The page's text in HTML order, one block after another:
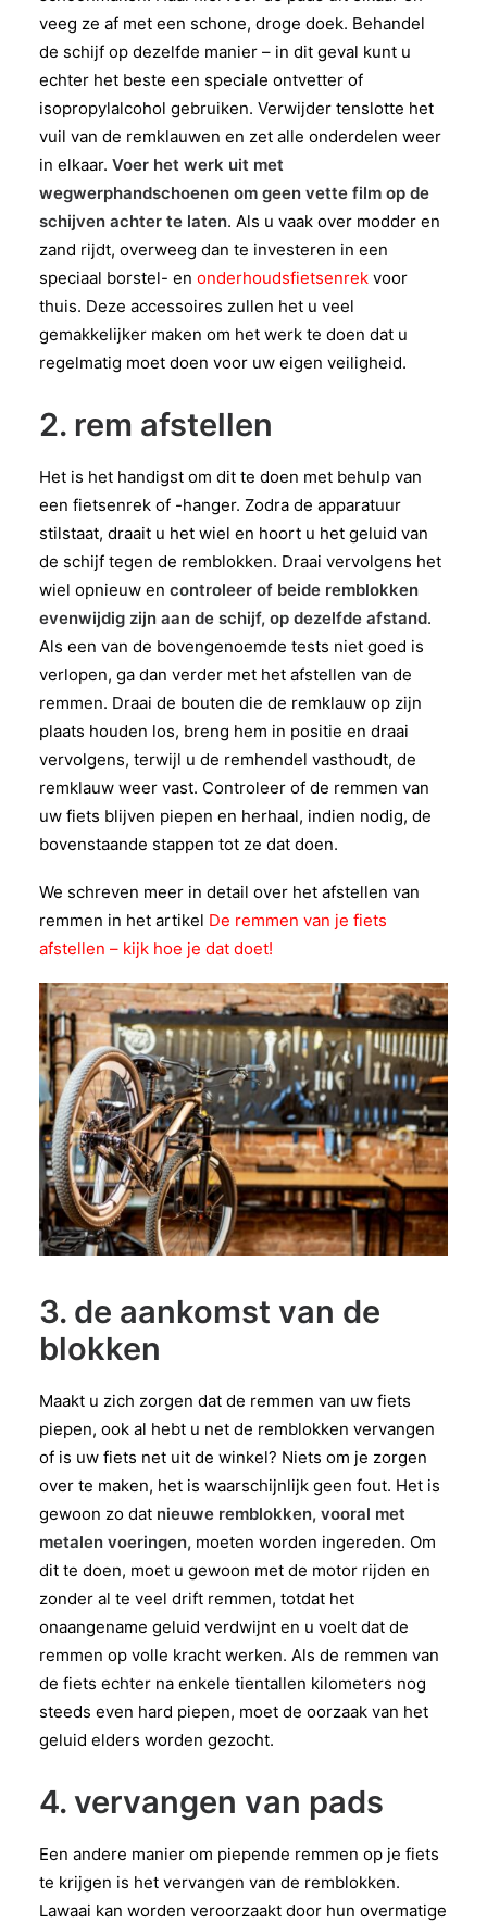
veeg ze af met een schone, droge doek. Behandel
de schijf op dezelfde manier – in dit geval kunt u
echter het beste een speciale ontvetter of
isopropylalcohol gebruiken. Verwijder tenslotte het
vuil van de remklauwen en zet alle onderdelen weer
in elkaar. Voer het werk uit met
wegwerphandschoenen om geen vette film op de
schijven achter te laten. Als u vaak over modder en
zand rijdt, overweeg dan te investeren in een
speciaal borstel- en onderhoudsfietsenrek voor
thuis. Deze accessoires zullen het u veel
gemakkelijker maken om het werk te doen dat u
regelmatig moet doen voor uw eigen veiligheid.
2. rem afstellen
Het is het handigst om dit te doen met behulp van
een fietsenrek of -hanger. Zodra de apparatuur
stilstaat, draait u het wiel en hoort u het geluid van
de schijf tegen de remblokken. Draai vervolgens het
wiel opnieuw en controleer of beide remblokken
evenwijdig zijn aan de schijf, op dezelfde afstand.
Als een van de bovengenoemde tests niet goed is
verlopen, ga dan verder met het afstellen van de
remmen. Draai de bouten die de remklauw op zijn
plaats houden los, breng hem in positie en draai
vervolgens, terwijl u de remhendel vasthoudt, de
remklauw weer vast. Controleer of de remmen van
uw fiets blijven piepen en herhaal, indien nodig, de
bovenstaande stappen tot ze dat doen.
We schreven meer in detail over het afstellen van
remmen in het artikel De remmen van je fiets
afstellen – kijk hoe je dat doet!
3. de aankomst van de
blokken
Maakt u zich zorgen dat de remmen van uw fiets
piepen, ook al hebt u net de remblokken vervangen
of is uw fiets net uit de winkel? Niets om je zorgen
over te maken, het is waarschijnlijk geen fout. Het is
gewoon zo dat nieuwe remblokken, vooral met
metalen voeringen, moeten worden ingereden. Om
dit te doen, moet u gewoon met de motor rijden en
zonder al te veel drift remmen, totdat het
onaangename geluid verdwijnt en u voelt dat de
remmen op volle kracht werken. Als de remmen van
de fiets echter na enkele tientallen kilometers nog
steeds even hard piepen, moet de oorzaak van het
geluid elders worden gezocht.
4. vervangen van pads
Een andere manier om piepende remmen op je fiets
te krijgen is het vervangen van de remblokken.
Lawaai kan worden veroorzaakt door hun overmatige